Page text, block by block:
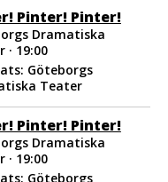
Pinter! Pinter!
Dramatiska
· 19:00
Göteborgs
Teater
Pinter! Pinter!
Dramatiska
· 19:00
Göteborgs